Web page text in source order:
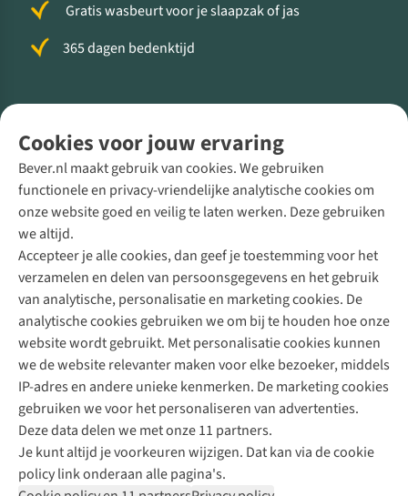
Cookies voor jouw ervaring
Bever.nl maakt gebruik van cookies. We gebruiken
functionele en privacy-vriendelijke analytische cookies om
onze website goed en veilig te laten werken. Deze gebruiken
we altijd.
Accepteer je alle cookies, dan geef je toestemming voor het
verzamelen en delen van persoonsgegevens en het gebruik
van analytische, personalisatie en marketing cookies. De
analytische cookies gebruiken we om bij te houden hoe onze
website wordt gebruikt. Met personalisatie cookies kunnen
we de website relevanter maken voor elke bezoeker, middels
IP-adres en andere unieke kenmerken. De marketing cookies
gebruiken we voor het personaliseren van advertenties.
Deze data delen we met onze 11 partners.
Je kunt altijd je voorkeuren wijzigen. Dat kan via de cookie
policy link onderaan alle pagina's.
Gratis wasbeurt voor je slaapzak of jas
365 dagen bedenktijd
Direct advies van een Buitenexpert
+31 (0)85 888 50 88
+31 6 12 28 49 80
Contactformulier